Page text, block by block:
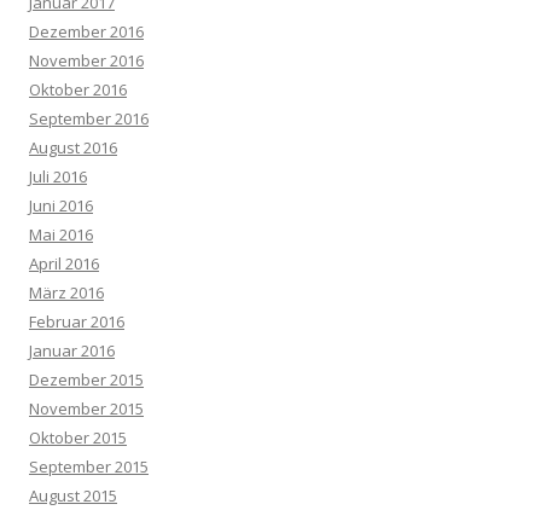
Dezember 2016
November 2016
Oktober 2016
September 2016
August 2016
Juli 2016
Juni 2016
Mai 2016
April 2016
März 2016
Februar 2016
Januar 2016
Dezember 2015
November 2015
Oktober 2015
September 2015
August 2015